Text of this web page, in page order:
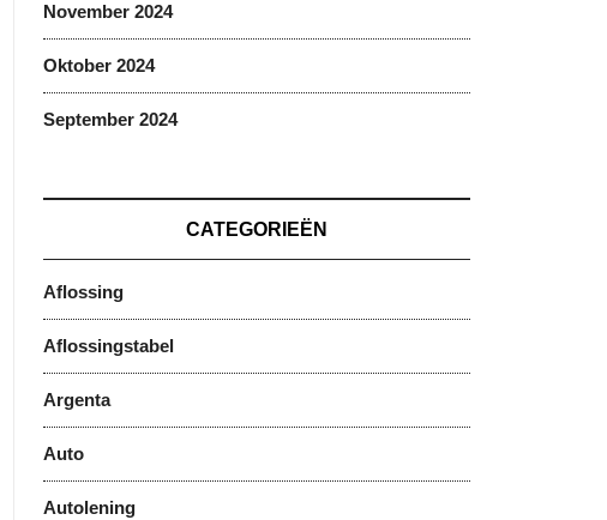
November 2024
Oktober 2024
September 2024
CATEGORIEËN
Aflossing
Aflossingstabel
Argenta
Auto
Autolening